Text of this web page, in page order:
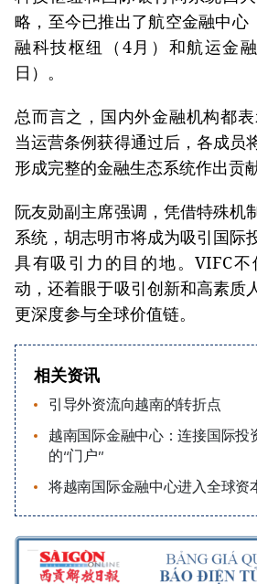
略，至今已推出了航空金融中心
融科技枢纽（4月）和航运金
日）。
总而言之，国内外金融机构都表
当运营条例获得通过后，各成员
形成完整的金融生态系统作出贡献
阮友勋副主席强调，凭借特殊机
系统，胡志明市将成为吸引国际
具有吸引力的目的地。VIFC
动，还着眼于吸引创新和高素质
更深度参与全球价值链。
相关资讯
引导外资流向越南的转折点
越南国际金融中心：连接国际投
的“门户”
将越南国际金融中心进入全球资